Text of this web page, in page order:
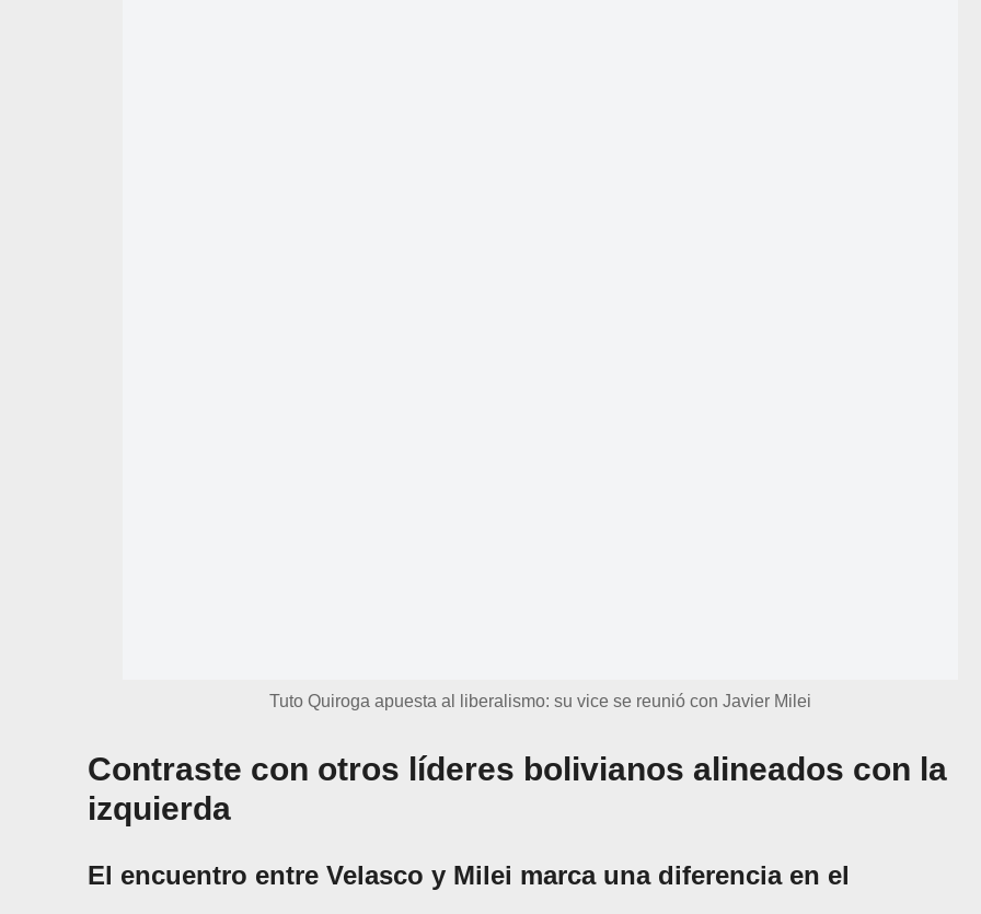
Tuto Quiroga apuesta al liberalismo: su vice se reunió con Javier Milei
Contraste con otros líderes bolivianos alineados con la
izquierda
El encuentro entre Velasco y Milei marca una diferencia en el